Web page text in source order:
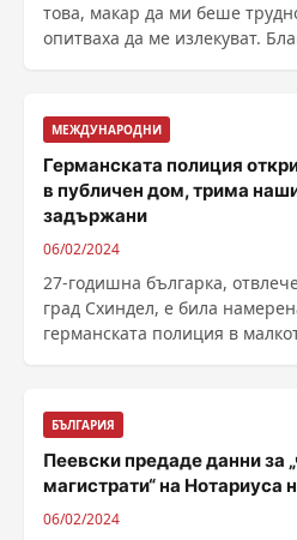
това, макар да ми беше
опитваха да ме излекуват.
МЕЖДУНАРОДНИ
Германската полиция
в публичен дом, трима
задържани
06/02/2024
27-годишна българка,
град Схиндел, е била
германската полиция в
БЪЛГАРИЯ
Пеевски предаде данни за
магистрати“ на Нотариуса
06/02/2024